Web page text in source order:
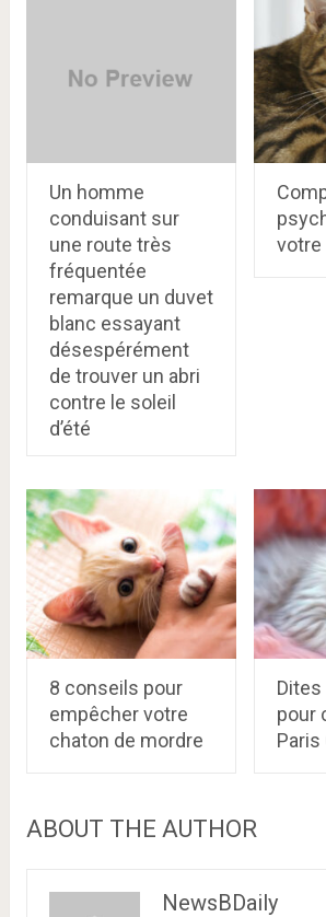
Un homme
conduisant sur
une route très
fréquentée
remarque un duvet
blanc essayant
désespérément
de trouver un abri
contre le soleil
d’été
votre
8 conseils pour
empêcher votre
chaton de mordre
pour
Paris
ABOUT THE AUTHOR
NewsBDaily